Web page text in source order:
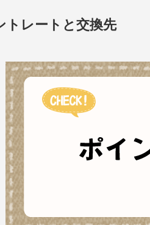
トレートと交換先